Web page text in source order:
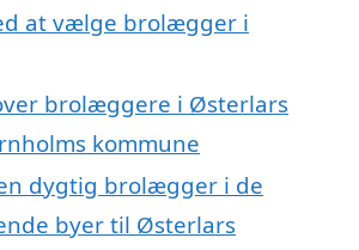
at vælge brolægger i
brolæggere i Østerlars
kommune
dygtig brolægger i de
byer til Østerlars